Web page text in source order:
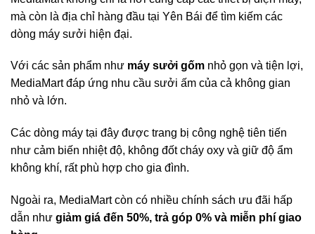
mà còn là địa chỉ hàng đầu tại Yên Bái để tìm kiếm các
dòng máy sưởi hiện đại.
Với các sản phẩm như máy sưởi gốm nhỏ gọn và tiện lợi,
MediaMart đáp ứng nhu cầu sưởi ấm của cả không gian
nhỏ và lớn.
Các dòng máy tại đây được trang bị công nghệ tiên tiến
như cảm biến nhiệt độ, không đốt cháy oxy và giữ độ ẩm
không khí, rất phù hợp cho gia đình.
Ngoài ra, MediaMart còn có nhiều chính sách ưu đãi hấp
dẫn như giảm giá đến 50%, trả góp 0% và miễn phí giao